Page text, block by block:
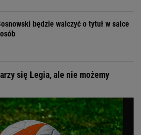
będzie walczyć o tytuł w salce
się Legia, ale nie możemy